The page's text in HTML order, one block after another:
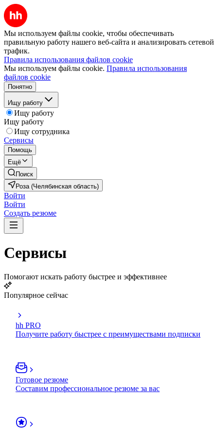
Мы используем файлы cookie, чтобы обеспечивать
правильную работу нашего веб-сайта и анализировать сетевой
трафик.
Правила использования файлов cookie
Мы используем файлы cookie. Правила использования
файлов cookie
Понятно
Ищу работу
Ищу работу
Ищу работу
Ищу сотрудника
Сервисы
Помощь
Ещё
Поиск
Роза (Челябинская область)
Войти
Войти
Создать резюме
Сервисы
Помогают искать работу быстрее и эффективнее
Популярное сейчас
hh PRO
Получите работу быстрее с преимуществами подписки
Готовое резюме
Составим профессиональное резюме за вас